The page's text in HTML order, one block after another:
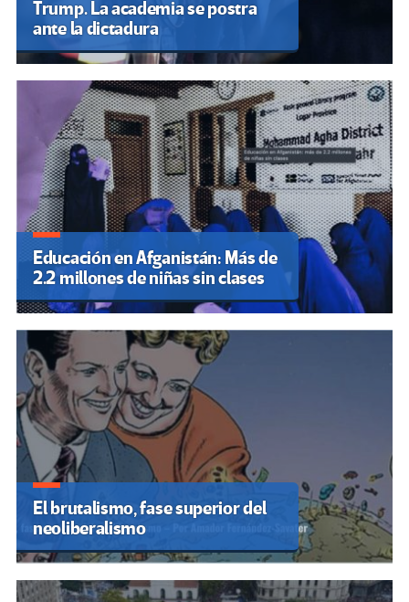
Trump. La academia se postra
ante la dictadura
Educación en Afganistán: Más de
2.2 millones de niñas sin clases
El brutalismo, fase superior del
neoliberalismo